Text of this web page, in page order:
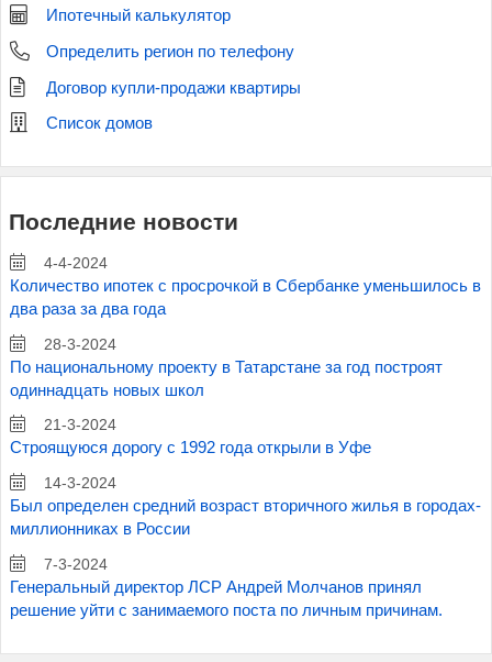
Ипотечный калькулятор
Определить регион по телефону
Договор купли-продажи квартиры
Список домов
Последние новости
4-4-2024
Количество ипотек с просрочкой в Сбербанке уменьшилось в
два раза за два года
28-3-2024
По национальному проекту в Татарстане за год построят
одиннадцать новых школ
21-3-2024
Строящуюся дорогу с 1992 года открыли в Уфе
14-3-2024
Был определен средний возраст вторичного жилья в городах-
миллионниках в России
7-3-2024
Генеральный директор ЛСР Андрей Молчанов принял
решение уйти с занимаемого поста по личным причинам.